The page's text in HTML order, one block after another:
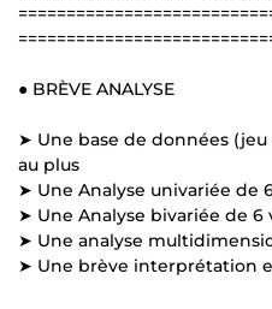
● BRÈVE ANALYSE
➤ Une base de données (jeu
au plus
➤ Une Analyse univariée de
➤ Une Analyse bivariée de 6
➤ Une analyse
➤ Une brève interprétation